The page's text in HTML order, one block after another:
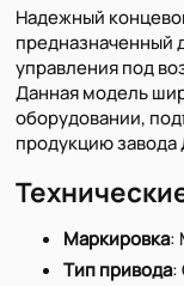
Надежный
предназначенный
управления под
Данная модель
оборудовании,
продукцию
Маркировка:
Тип привода: